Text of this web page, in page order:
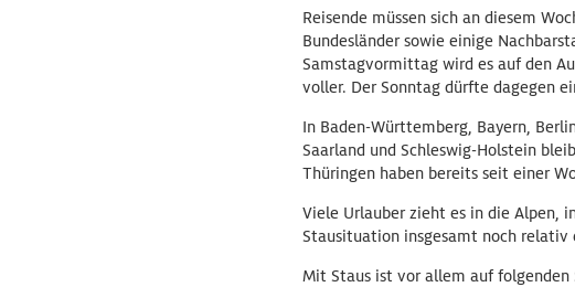
Reisende müssen sich an diesem
Bundesländer sowie einige
Samstagvormittag wird es auf den
voller. Der Sonntag dürfte dagegen
In Baden-Württemberg, Bayern,
Saarland und Schleswig-Holstein
Thüringen haben bereits seit einer
Viele Urlauber zieht es in die Alpen,
Stausituation insgesamt noch relativ
Mit Staus ist vor allem auf folgenden